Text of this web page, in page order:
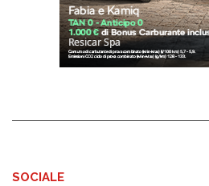
SOCIALE